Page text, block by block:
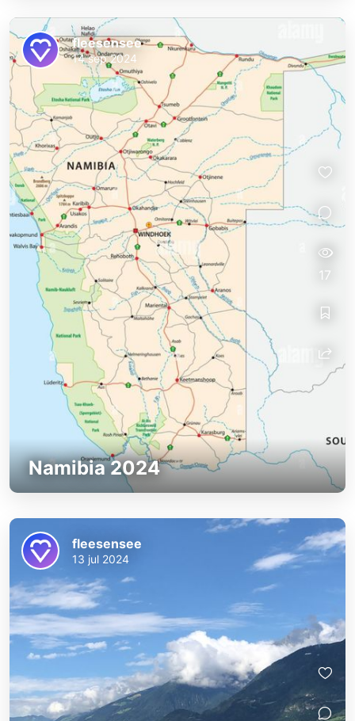
Namibia 2024
fleesensee
14 sep 2024
17
fleesensee
13 jul 2024